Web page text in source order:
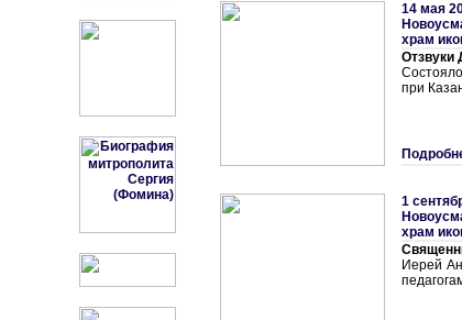
14 мая
храм
Отзвуки
при
1
храм
Иерей